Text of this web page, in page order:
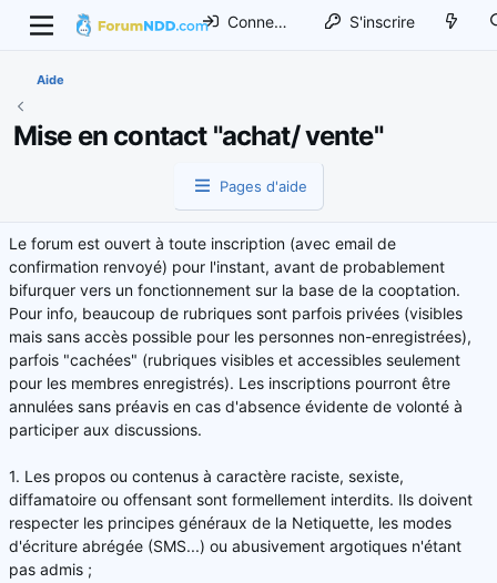
Connexion S'inscrire
Aide
Mise en contact "achat/ vente"
Pages d'aide
Le forum est ouvert à toute inscription (avec email de
confirmation renvoyé) pour l'instant, avant de probablement
bifurquer vers un fonctionnement sur la base de la cooptation.
Pour info, beaucoup de rubriques sont parfois privées (visibles
mais sans accès possible pour les personnes non-enregistrées),
parfois "cachées" (rubriques visibles et accessibles seulement
pour les membres enregistrés). Les inscriptions pourront être
annulées sans préavis en cas d'absence évidente de volonté à
participer aux discussions.
1. Les propos ou contenus à caractère raciste, sexiste,
diffamatoire ou offensant sont formellement interdits. Ils doivent
respecter les principes généraux de la Netiquette, les modes
d'écriture abrégée (SMS...) ou abusivement argotiques n'étant
pas admis ;